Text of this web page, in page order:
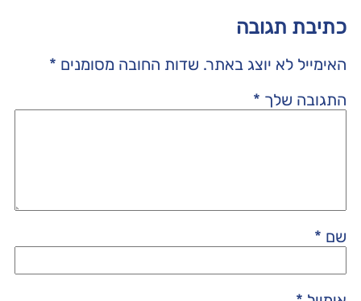
כתיבת תגובה
האימייל לא יוצג באתר. שדות החובה מסומנים *
התגובה שלך *
שם *